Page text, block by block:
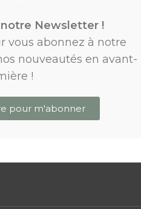
Newsletter !
vous abonnez à notre
nouveautés en avant-
!
pour m'abonner